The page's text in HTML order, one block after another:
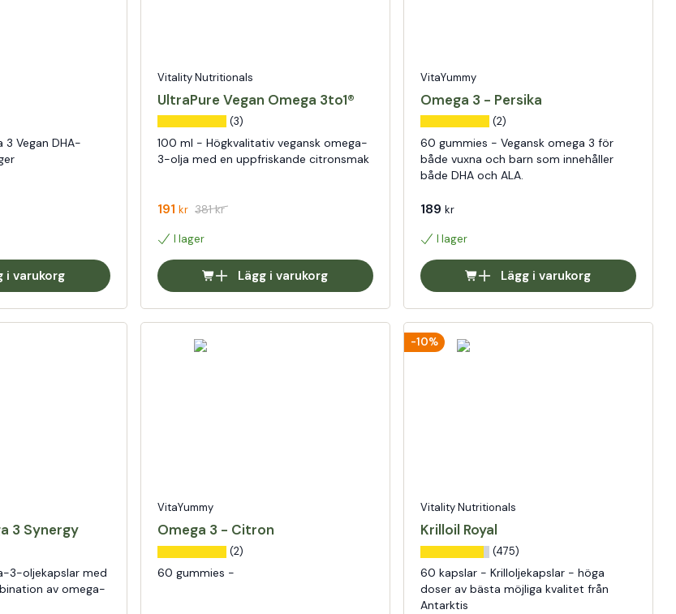
Vegan DHA-
i varukorg
Vitality Nutritionals
UltraPure Vegan Omega 3to1®
(3)
100 ml - Högkvalitativ vegansk omega-
3-olja med en uppfriskande citronsmak
191 kr 381kr
I lager
Lägg i varukorg
VitaYummy
Omega 3 - Persika
(2)
60 gummies - Vegansk omega 3 för
både vuxna och barn som innehåller
både DHA och ALA.
189 kr
I lager
Lägg i varukorg
3 Synergy
3-oljekapslar med
av omega-
VitaYummy
Omega 3 - Citron
(2)
60 gummies -
-10%
Vitality Nutritionals
Krilloil Royal
(475)
60 kapslar - Krilloljekapslar - höga
doser av bästa möjliga kvalitet från
Antarktis